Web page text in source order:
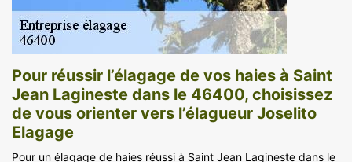
Pour réussir l’élagage de vos haies à Saint
Jean Lagineste dans le 46400, choisissez
de vous orienter vers l’élagueur Joselito
Elagage
Pour un élagage de haies réussi à Saint Jean Lagineste dans le